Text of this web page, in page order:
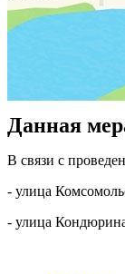
Данная
В связи с
- улица
- улица